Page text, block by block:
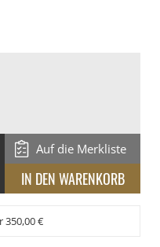
Auf die Merkliste
350,00 €